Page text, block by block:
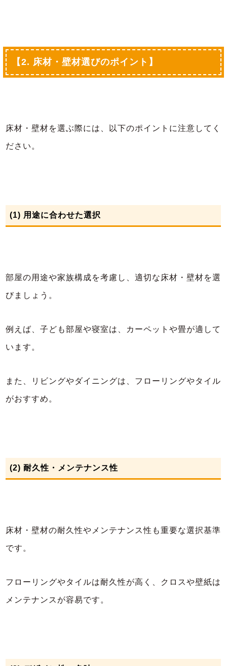
【2. 床材・壁材選びのポイント】
床材・壁材を選ぶ際には、以下のポイントに注意してく
ださい。
(1) 用途に合わせた選択
部屋の用途や家族構成を考慮し、適切な床材・壁材を選
びましょう。
例えば、子ども部屋や寝室は、カーペットや畳が適して
います。
また、リビングやダイニングは、フローリングやタイル
がおすすめ。
(2) 耐久性・メンテナンス性
床材・壁材の耐久性やメンテナンス性も重要な選択基準
です。
フローリングやタイルは耐久性が高く、クロスや壁紙は
メンテナンスが容易です。